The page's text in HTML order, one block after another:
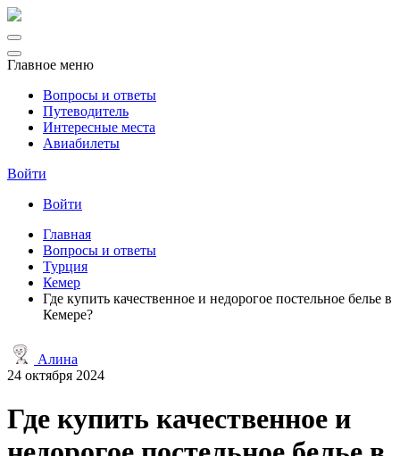
Главное меню
Вопросы и ответы
Путеводитель
Интересные места
Авиабилеты
Войти
Войти
Главная
Вопросы и ответы
Турция
Кемер
Где купить качественное и недорогое постельное белье в
Кемере?
Алина
24 октября 2024
Где купить качественное и